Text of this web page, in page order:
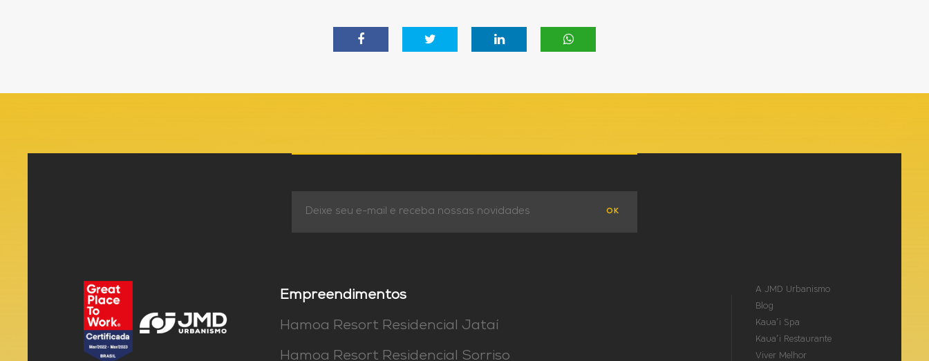
Deseja conhecer nossos
empreendimentos?
OK
Empreendimentos
Hamoa Resort Residencial Jataí
Hamoa Resort Residencial Sorriso
A JMD Urbanismo
Blog
Kaua’i Spa
Kaua’i Restaurante
Viver Melhor